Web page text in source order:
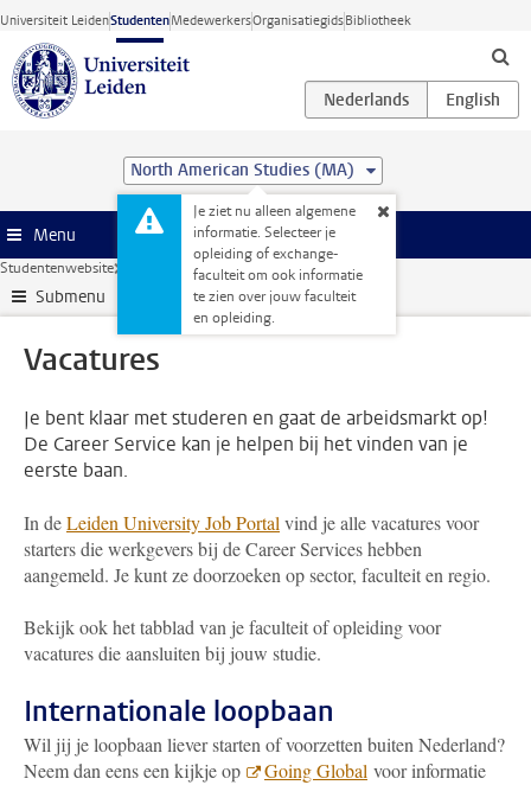
Ga direct naar de inhoud
Universiteit LeidenStudentenMedewerkersOrganisatiegidsBibliotheek
North American Studies (MA)
Je ziet nu alleen algemene
informatie. Selecteer je
opleiding of exchange-
faculteit om ook informatie
te zien over jouw faculteit
en opleiding.
Menu
Studentenwebsite Stage & loopbaan Vacatures
Submenu
Vacatures
Je bent klaar met studeren en gaat de arbeidsmarkt op!
De Career Service kan je helpen bij het vinden van je
eerste baan.
In deLeiden University Job Portal vind je alle vacatures voor
starters die werkgevers bij de Career Services hebben
aangemeld. Je kunt ze doorzoeken op sector, faculteit en regio.
Bekijk ook het tabblad van je faculteit of opleiding voor
vacatures die aansluiten bij jouw studie.
Internationale loopbaan
Wil jij je loopbaan liever starten of voorzetten buiten Nederland?
Neem dan eens een kijkje op
Going Global voor informatie